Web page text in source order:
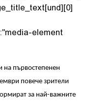
element
на първостепенен
повече зрители
за най-важните